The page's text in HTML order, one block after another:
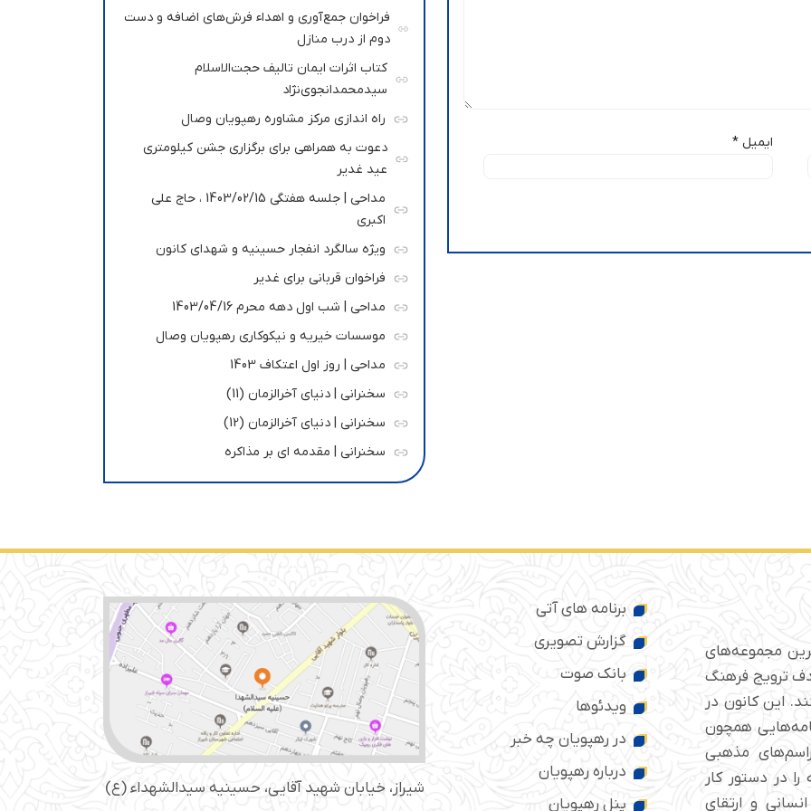
ایمیل *
فراخوان جمع‌آوری و اهداء فرش‌های اضافه و دست
دوم از درب منازل
کتاب اثرات ایمان تالیف حجت‌الاسلام
سیدمحمدانجوی‌نژاد
راه اندازی مرکز مشاوره رهپویان وصال
دعوت به همراهی برای برگزاری جشن کیلومتری
عید غدیر
مداحی | جلسه هفتگی 1403/02/15 ، حاج علی
اکبری
ویژه سالگرد انفجار حسینیه و شهدای کانون
فراخوان قربانی برای غدیر
مداحی | شب اول دهه محرم 1403/04/16
موسسات خیریه و نیکوکاری رهپویان وصال
مداحی | روز اول اعتکاف 1403
سخنرانی | دنیای آخرالزمان (11)
سخنرانی | دنیای آخرالزمان (12)
سخنرانی | مقدمه ای بر مذاکره
مجموعه‌های
ایران است که از سال ۱۳۷۶ با هدف ترویج فرهنگ
این کانون در
همچون
مذهبی
در دستور کار
و ارتقای
برنامه های آتی
گزارش تصویری
بانک صوت
ویدئوها
در رهپویان چه خبر
درباره رهپویان
پنل رهپویان
شیراز، خیابان شهید آقایی، حسینیه سید‌الشهداء (ع)